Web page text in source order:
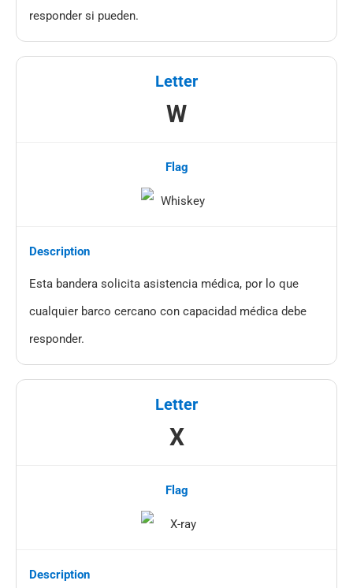
responder si pueden.
W
Esta bandera solicita asistencia médica, por lo que
cualquier barco cercano con capacidad médica debe
responder.
X